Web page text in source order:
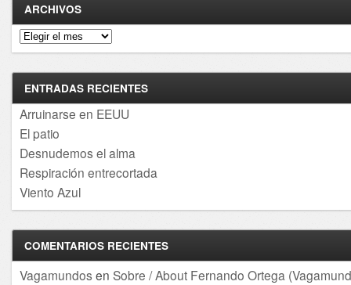
ARCHIVOS
Archivos
ENTRADAS RECIENTES
Arruinarse en EEUU
El patio
Desnudemos el alma
Respiración entrecortada
Viento Azul
COMENTARIOS RECIENTES
Vagamundos en Sobre / About Fernando Ortega